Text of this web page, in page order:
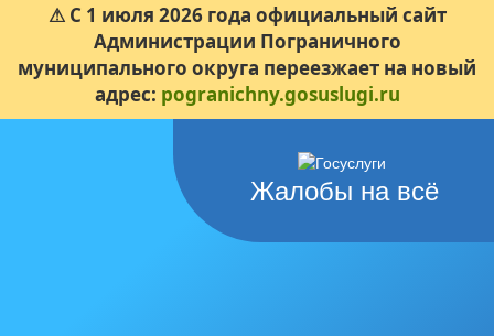
⚠ С 1 июля 2026 года официальный сайт
Администрации Пограничного
муниципального округа переезжает на новый
адрес: pogranichny.gosuslugi.ru
Жалобы на всё